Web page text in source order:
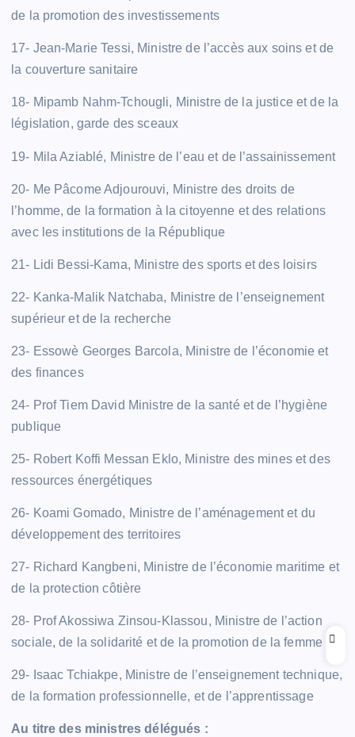
de la promotion des investissements
17- Jean-Marie Tessi, Ministre de l’accès aux soins et de
la couverture sanitaire
18- Mipamb Nahm-Tchougli, Ministre de la justice et de la
législation, garde des sceaux
19- Mila Aziablé, Ministre de l’eau et de l’assainissement
20- Me Pâcome Adjourouvi, Ministre des droits de
l’homme, de la formation à la citoyenne et des relations
avec les institutions de la République
21- Lidi Bessi-Kama, Ministre des sports et des loisirs
22- Kanka-Malik Natchaba, Ministre de l’enseignement
supérieur et de la recherche
23- Essowè Georges Barcola, Ministre de l’économie et
des finances
24- Prof Tiem David Ministre de la santé et de l’hygiène
publique
25- Robert Koffi Messan Eklo, Ministre des mines et des
ressources énergétiques
26- Koami Gomado, Ministre de l’aménagement et du
développement des territoires
27- Richard Kangbeni, Ministre de l’économie maritime et
de la protection côtière
28- Prof Akossiwa Zinsou-Klassou, Ministre de l’action
sociale, de la solidarité et de la promotion de la femme
29- Isaac Tchiakpe, Ministre de l’enseignement technique,
de la formation professionnelle, et de l’apprentissage
Au titre des ministres délégués :